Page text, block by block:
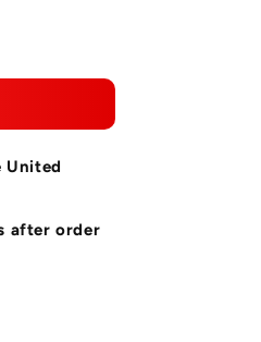
United
after order